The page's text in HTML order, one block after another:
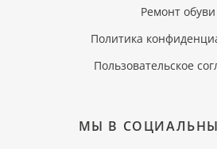
Ремонт обуви
Политика
Пользовательское
МЫ В